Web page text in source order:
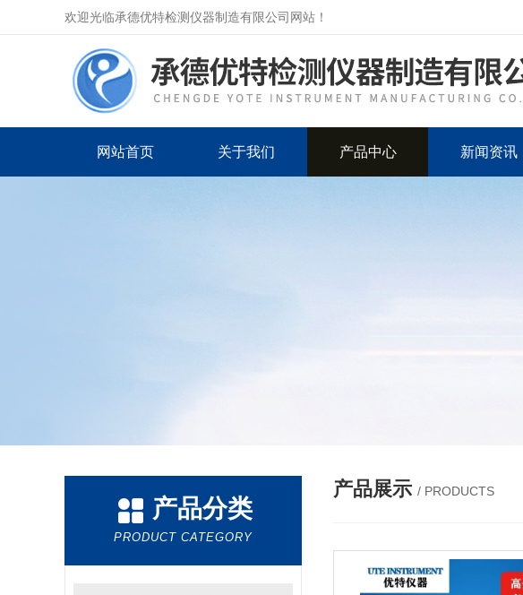
欢迎光临承德优特检测仪器制造有限公司网站！
网站首页 关于我们 产品中心 新闻资讯
产品分类
PRODUCT CATEGORY
产品展示 / PRODUCTS